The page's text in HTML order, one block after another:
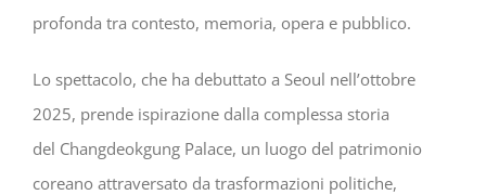
profonda tra contesto, memoria, opera e pubblico.
Lo spettacolo, che ha debuttato a Seoul nell’ottobre
2025, prende ispirazione dalla complessa storia
del Changdeokgung Palace, un luogo del patrimonio
coreano attraversato da trasformazioni politiche,